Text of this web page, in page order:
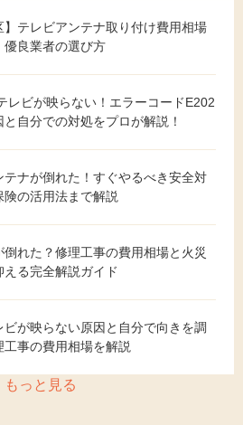
】テレビアンテナ取り付け費用相場
優良業者の選び方
レビが映らない！エラーコードE202
自分での対処をプロが解説！
ナが倒れた！すぐやるべき安全対
の活用法まで解説
れた？修理工事の費用相場と火災
る完全解説ガイド
が映らない原因と自分で向きを調
事の費用相場を解説
もっと見る